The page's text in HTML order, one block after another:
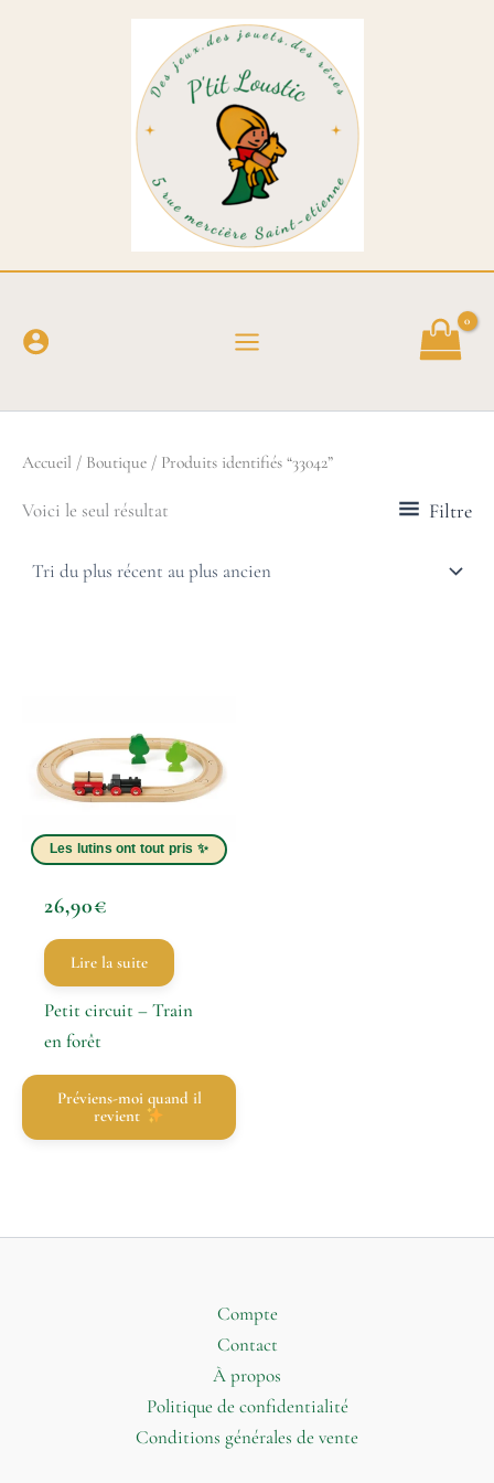
Accueil / Boutique / Produits identifiés “33042”
Voici le seul résultat Filtre
26,90€
Lire la suite
Petit circuit – Train
en forêt
Préviens-moi quand il
revient
Compte
Contact
À propos
Politique de confidentialité
Conditions générales de vente